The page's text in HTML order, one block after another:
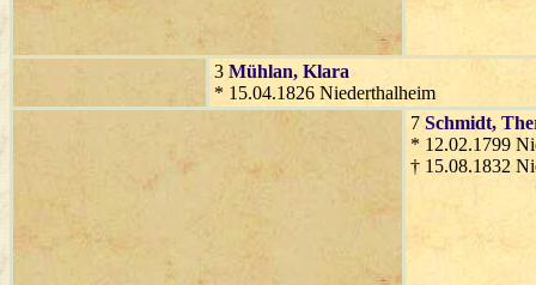
3 Mühlan, Klara
* 15.04.1826 Niederthalheim
7 Schmidt,
* 12.02.1799
† 15.08.1832